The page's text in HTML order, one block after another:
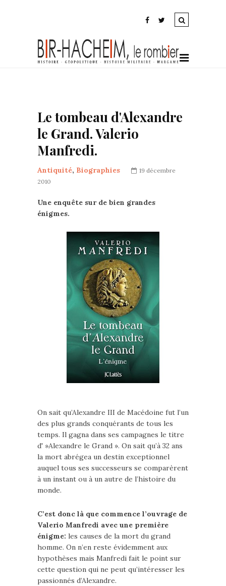
Le tombeau d'Alexandre
le Grand. Valerio
Manfredi.
Antiquité, Biographies
19 décembre
2010
Une enquête sur de bien grandes
énigmes.
On sait qu’Alexandre III de Macédoine fut l’un
des plus grands conquérants de tous les
temps. Il gagna dans ses campagnes le titre
d' »Alexandre le Grand ». On sait qu’à 32 ans
la mort abrégea un destin exceptionnel
auquel tous ses successeurs se comparèrent
à un instant ou à un autre de l’histoire du
monde.
C’est donc là que commence l’ouvrage de
Valerio Manfredi avec une première
énigme: les causes de la mort du grand
homme. On n’en reste évidemment aux
hypothèses mais Manfredi fait le point sur
cette question qui ne peut qu’intéresser les
passionnés d’Alexandre.